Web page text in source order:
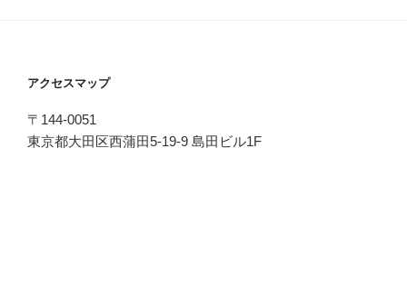
アクセスマップ
〒144-0051
東京都大田区西蒲田5-19-9 島田ビル1F